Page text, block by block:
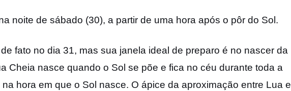
noite de sábado (30), a partir de uma hora após o pôr do Sol.
fato no dia 31, mas sua janela ideal de preparo é no nascer da
Cheia nasce quando o Sol se põe e fica no céu durante toda a
hora em que o Sol nasce. O ápice da aproximação entre Lua e